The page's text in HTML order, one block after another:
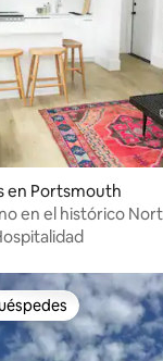
en Portsmouth
en el histórico
entre